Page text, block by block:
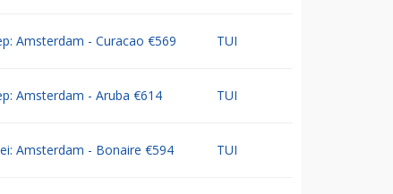
Amsterdam - Curacao €569 TUI
Amsterdam - Aruba €614 TUI
Amsterdam - Bonaire €594 TUI